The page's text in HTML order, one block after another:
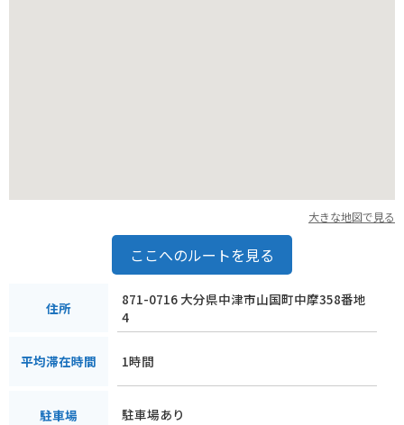
大きな地図で見る
ここへのルートを見る
住所
871-0716 大分県中津市山国町中摩358番地
4
平均滞在時間 1時間
駐車場 駐車場あり